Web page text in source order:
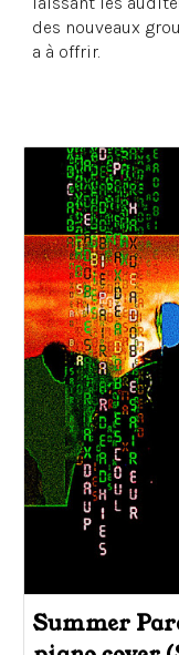
des nouveaux
a à offrir.
Summer